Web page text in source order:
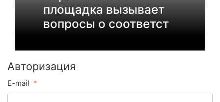
площадка вызывает
вопросы о соответст
Авторизация
E-mail